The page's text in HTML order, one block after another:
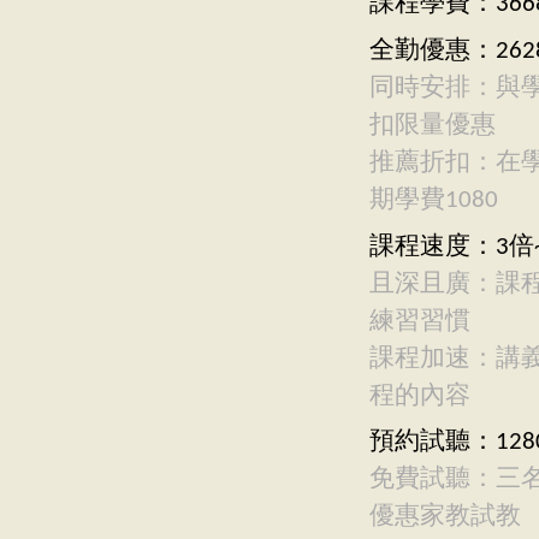
全勤優惠：
同時安排：與
扣限量優惠
推薦折扣：在
期學費1080
課程速度：3倍
且深且廣：課
練習習慣
課程加速：講
程的內容
預約試聽：
免費試聽：三
優惠家教試教